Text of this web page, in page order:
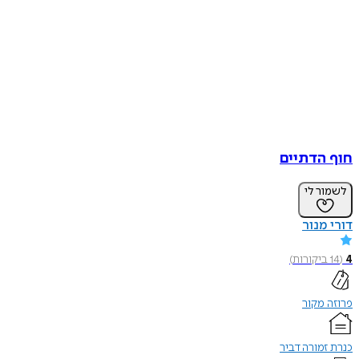
חוף הדתיים
לשמור לי
דורי מנור
4
(
14ביקורות)
פרוזה מקור
כנרת זמורה דביר